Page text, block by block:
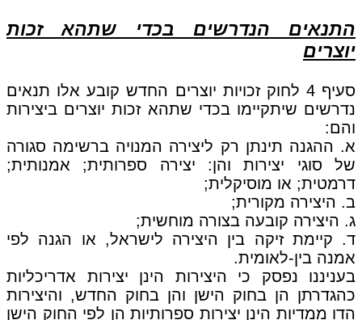
התנאים הנדרשים בכדי שתהא זכות
יוצרים
סעיף 4 לחוק זכויות יוצרים החדש קובע אלו תנאים
נדרשים שיתקיימו בכדי שתהא זכות יוצרים ביצירות
והם:
א. ההגנה תינתן רק ליצירה המנויה ברשימה סגורה
של סוגי יצירות והן: יצירה ספרותית; אמנותית;
דרמטית; או מוסיקלית;
ב. היצירה מקורית;
ג. היצירה קובעה בצורה מוחשית;
ד. קיימת זיקה בין היצירה לישראל, או הגנה לפי
אמנה בין-לאומית.
בעניננו נפסק כי היצירות הינן יצירות אדריכליות
כהגדרתן הן בחוק הישן והן בחוק החדש, והיצירות
הדו ממדיות הינן יצירות ספרותיות הן לפי החוק הישן